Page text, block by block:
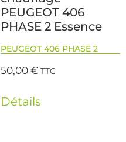
PEUGEOT 406
PHASE 2 Essence
PEUGEOT 406 PHASE 2
50,00€ TTC
Détails